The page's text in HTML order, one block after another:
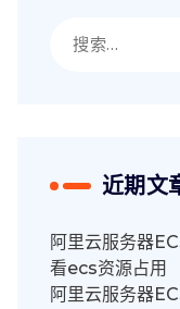
索：
近期文
阿里云服务器
看ecs资源占用
阿里云服务器